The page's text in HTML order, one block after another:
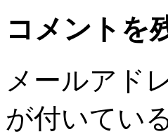
コメントを
メールアド
が付いてい